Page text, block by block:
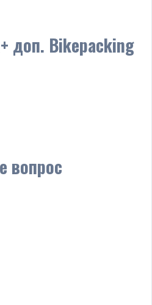
доп. Bikepacking
вопрос